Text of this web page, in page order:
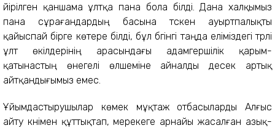
үйірілген қаншама ұлтқа пана бола білді. Дана халқымыз
пана сұрағандардың басына түскен ауыртпалықты
қайыспай бірге көтере білді, бұл бүгінгі таңда еліміздегі түрлі
ұлт өкілдерінің арасындағы адамгершілік қарым-
қатынастың өнегелі өлшеміне айналды десек артық
айтқандығымыз емес.
Ұйымдастырушылар көмек мұқтаж отбасыларды Алғыс
айту күнімен құттықтап, мерекеге арнайы жасалған азық-